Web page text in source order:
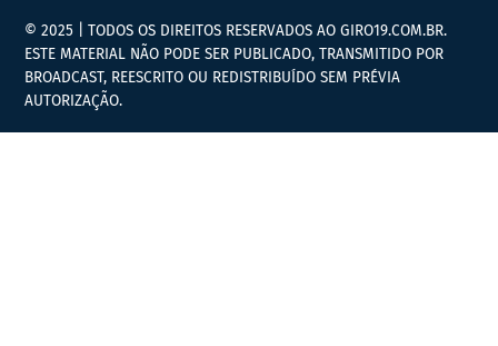
© 2025 | TODOS OS DIREITOS RESERVADOS AO GIRO19.COM.BR.
ESTE MATERIAL NÃO PODE SER PUBLICADO, TRANSMITIDO POR
BROADCAST, REESCRITO OU REDISTRIBUÍDO SEM PRÉVIA
AUTORIZAÇÃO.